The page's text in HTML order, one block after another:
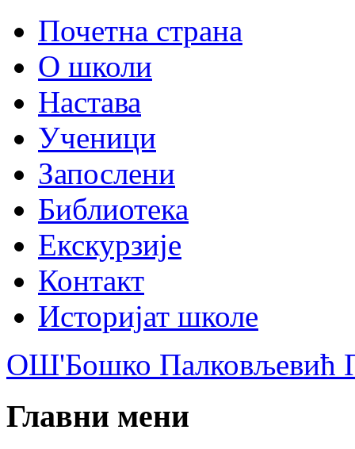
Почетна страна
О школи
Настава
Ученици
Запослени
Библиотека
Екскурзије
Контакт
Историјат школе
ОШ'Бошко Палковљевић
Главни мени